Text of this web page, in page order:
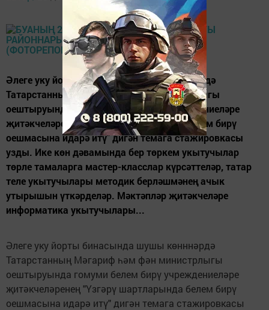
Әлеге уку йорты бинасында шушы көнннәрдә
Татарстанның Мәгариф һәм фән министрлыгы
оештыруында гомуми белем бирү учреждениеләре
җитәкчеләренең "Үзгәрү шартларында белем бирү
оешмасына идарә итү" дигән темага стажировкасы
узды. Ике көн дәвамында бер төркем укытучылар
төрле тамаларга мастер-класслар күрсәттеләр, татар
теле укытучылары методик берләшмәнең ачык
утырышын үткәрделәр. Мәктәпләр җитәкчеләре
информатика укытучылары...
Әлеге уку йорты бинасында шушы көнннәрдә
Татарстанның Мәгариф һәм фән министрлыгы
оештыруында гомуми белем бирү учреждениеләре
җитәкчеләренең "Үзгәрү шартларында белем бирү
оешмасына идарә итү" дигән темага стажировкасы